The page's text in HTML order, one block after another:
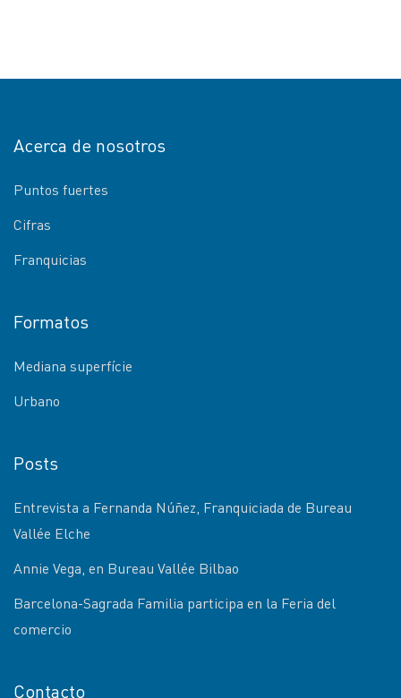
Acerca de nosotros
Puntos fuertes
Cifras
Franquicias
Formatos
Mediana superfície
Urbano
Posts
Entrevista a Fernanda Núñez, Franquiciada de Bureau
Vallée Elche
Annie Vega, en Bureau Vallée Bilbao
Barcelona-Sagrada Familia participa en la Feria del
comercio
Contacto